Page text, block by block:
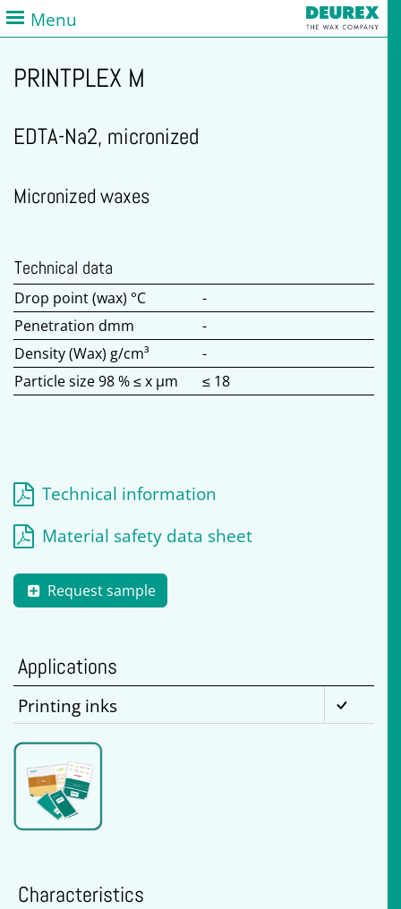
Menu
PRINTPLEX M
EDTA-Na2, micronized
Micronized waxes
Technical data
Drop point (wax) °C
-
Penetration dmm
-
Density (Wax) g/cm³
-
Particle size 98 % ≤ x µm
≤ 18
Technical information
Material safety data sheet
Request sample
Applications
Printing inks
Characteristics